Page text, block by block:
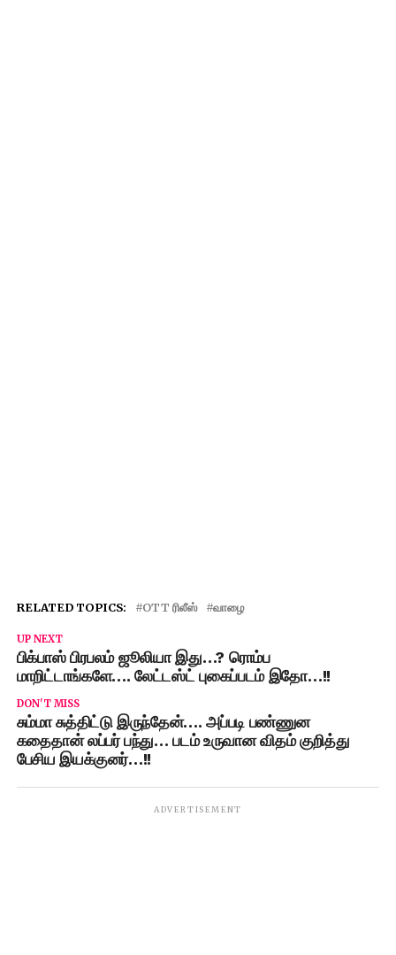
RELATED TOPICS: OTT ரிலீஸ் வாழை
UP NEXT
பிக்பாஸ் பிரபலம் ஜூலியா இது…? ரொம்ப
மாறிட்டாங்களே…. லேட்டஸ்ட் புகைப்படம் இதோ…!!
DON'T MISS
சும்மா சுத்திட்டு இருந்தேன்…. அப்படி பண்ணுன
கதைதான் லப்பர் பந்து… படம் உருவான விதம் குறித்து
பேசிய இயக்குனர்…!!
ADVERTISEMENT